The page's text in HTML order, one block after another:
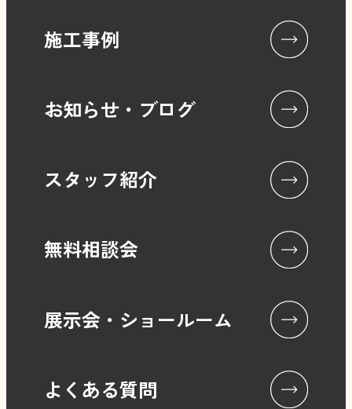
施工事例
お知らせ・ブログ
スタッフ紹介
無料相談会
展示会・ショールーム
よくある質問